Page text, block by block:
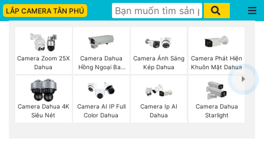
LẮP CAMERA TÂN PHÚ
Camera Zoom 25X
Dahua
Camera Dahua
Hồng Ngoại Ban
Camera Ánh Sáng
Kép Dahua
Camera Phát Hiện
Khuôn Mặt Dahua
Camera Dahua 4K
Siêu Nét
Camera AI IP Full
Color Dahua
Camera Ip AI
Dahua
Camera Dahua
Starlight